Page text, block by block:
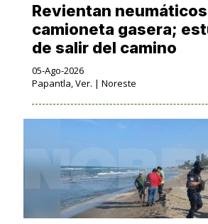
Revientan
camioneta gasera;
de salir del camino
05-Ago-2026
Papantla, Ver. | Noreste